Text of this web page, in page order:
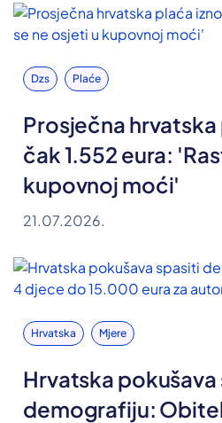
Dzs Plaće
Prosječna hrvatska
čak 1.552 eura:
kupovnoj moći'
21.07.2026.
Hrvatska Mjere
Hrvatska pokušava
demografiju: